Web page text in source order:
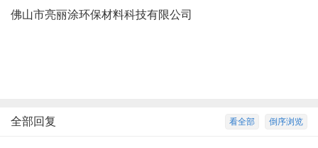
佛山市亮丽涂环保材料科技有限公司
倒序浏览
看全部
全部回复